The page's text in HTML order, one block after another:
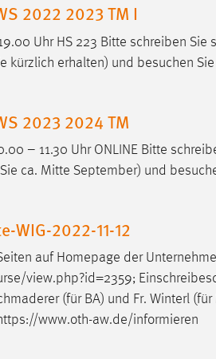
2022 2023 TM I
Uhr HS 223 Bitte schreiben Sie
kürzlich erhalten) und besuchen
2023 2024 TM
– 11.30 Uhr ONLINE Bitte
ca. Mitte September) und
WIG-2022-11-12
auf Homepage der
view.php?id=2359;
(für BA) und Fr. Winterl
www.oth-aw.de/informieren